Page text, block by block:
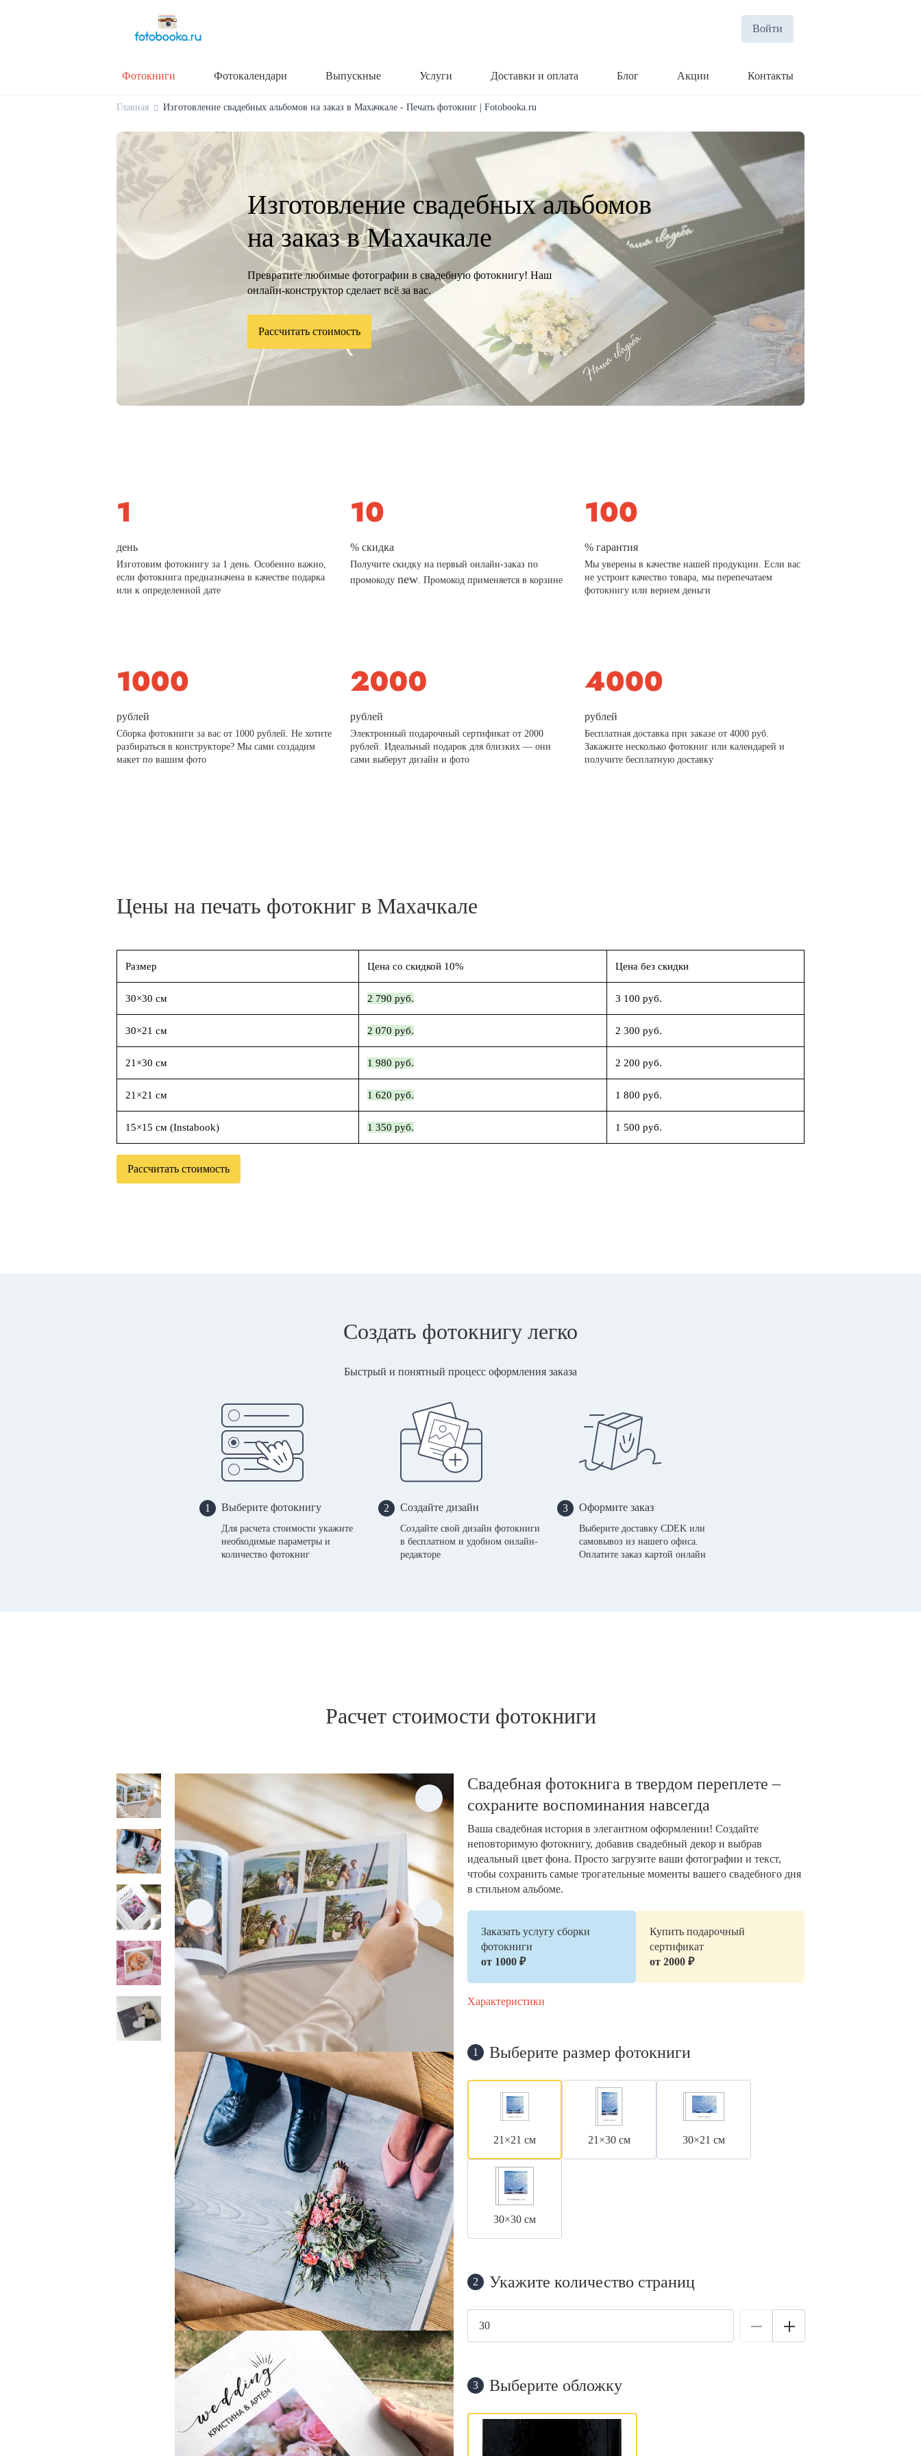
Войти
Фотокниги Фотокалендари Выпускные Услуги Доставки и оплата Блог Акции Контакты
Главная Изготовление свадебных альбомов на заказ в Махачкале - Печать фотокниг | Fotobooka.ru
Изготовление свадебных альбомов
на заказ в Махачкале
Превратите любимые фотографии в свадебную фотокнигу! Наш
онлайн-конструктор сделает всё за вас.
Рассчитать стоимость
день
Изготовим фотокнигу за 1 день. Особенно важно,
если фотокнига предназначена в качестве подарка
или к определенной дате
% скидка
Получите скидку на первый онлайн-заказ по
промокодуnew . Промокод применяется в корзине
% гарантия
Мы уверены в качестве нашей продукции. Если вас
не устроит качество товара, мы перепечатаем
фотокнигу или вернем деньги
рублей
Сборка фотокниги за вас от 1000 рублей. Не хотите
разбираться в конструкторе? Мы сами создадим
макет по вашим фото
рублей
Электронный подарочный сертификат от 2000
рублей. Идеальный подарок для близких — они
сами выберут дизайн и фото
рублей
Бесплатная доставка при заказе от 4000 руб.
Закажите несколько фотокниг или календарей и
получите бесплатную доставку
Цены на печать фотокниг в Махачкале
Размер Цена со скидкой 10% Цена без скидки
30×30 см 2 790 руб. 3 100 руб.
30×21 см 2 070 руб. 2 300 руб.
21×30 см 1 980 руб. 2 200 руб.
21×21 см 1 620 руб. 1 800 руб.
15×15 см (Instabook) 1 350 руб. 1 500 руб.
Рассчитать стоимость
Создать фотокнигу легко
Быстрый и понятный процесс оформления заказа
1 Выберите фотокнигу
Для расчета стоимости укажите
необходимые параметры и
количество фотокниг
2 Создайте дизайн
Создайте свой дизайн фотокниги
в бесплатном и удобном онлайн-
редакторе
3 Оформите заказ
Выберите доставку CDEK или
самовывоз из нашего офиса.
Оплатите заказ картой онлайн
Расчет стоимости фотокниги
Свадебная фотокнига в твердом переплете –
сохраните воспоминания навсегда
Ваша свадебная история в элегантном оформлении! Создайте
неповторимую фотокнигу, добавив свадебный декор и выбрав
идеальный цвет фона. Просто загрузите ваши фотографии и текст,
чтобы сохранить самые трогательные моменты вашего свадебного дня
в стильном альбоме.
Заказать услугу сборки
фотокниги
от 1000 ₽
Купить подарочный
сертификат
от 2000 ₽
Характеристики
1 Выберите размер фотокниги
21×21 см 21×30 см 30×21 см
30×30 см
2 Укажите количество страниц
3 Выберите обложку